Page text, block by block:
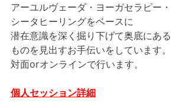
アーユルヴェーダ・ヨーガセラピー・
シータヒーリングをベースに
潜在意識を深く掘り下げて奥底にある
ものを見出すお手伝いをしています。
対面orオンラインで行います。
個人セッション詳細